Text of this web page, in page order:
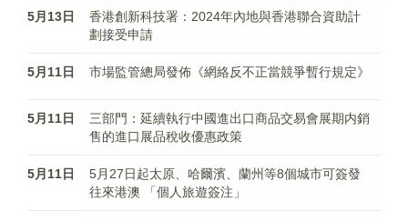
5月13日
香港創新科技署：2024年內地與香港聯合資助計
劃接受申請
5月11日 市場監管總局發佈《網絡反不正當競爭暫行規定》
5月11日
三部門：延續執行中國進出口商品交易會展期内銷
售的進口展品稅收優惠政策
5月11日
5月27日起太原、哈爾濱、蘭州等8個城市可簽發
往來港澳 「個人旅遊簽注」